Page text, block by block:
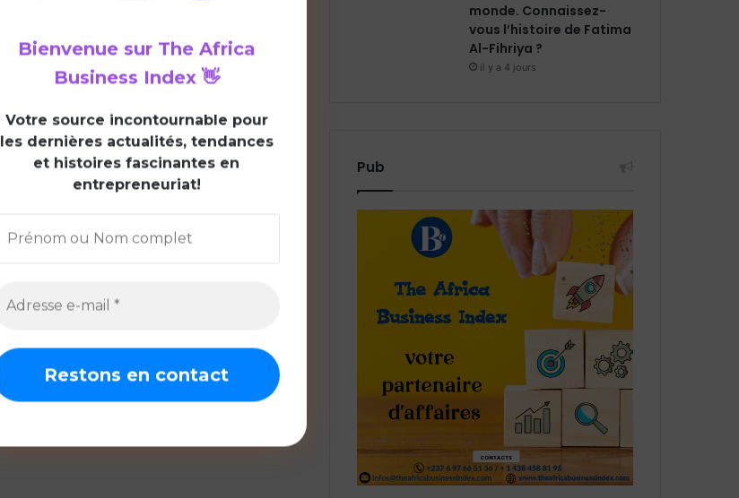
monde. Connaissez-
vous l’histoire de Fatima
Al-Fihriya ?
il y a 4 jours
Pub
Bienvenue surThe Africa
Business Index👋
Votre source incontournable pour
les dernières actualités, tendances
et histoires fascinantes en
entrepreneuriat!